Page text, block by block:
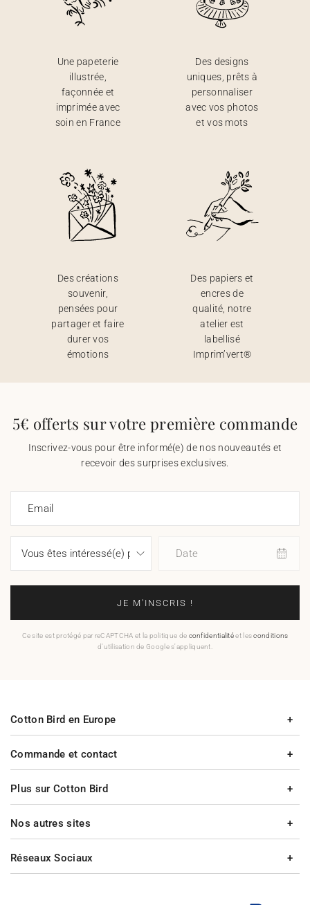
Une papeterie
illustrée,
façonnée et
imprimée avec
soin en France
Des designs
uniques, prêts à
personnaliser
avec vos photos
et vos mots
Des créations
souvenir,
pensées pour
partager et faire
durer vos
émotions
Des papiers et
encres de
qualité, notre
atelier est
labellisé
Imprim’vert®
5€ offerts sur votre première commande
Inscrivez-vous pour être informé(e) de nos nouveautés et
recevoir des surprises exclusives.
Email
Date
JE M'INSCRIS !
Ce site est protégé par reCAPTCHA et la politique de confidentialitéet lesconditions
d'utilisation de Google s'appliquent.
Commande et contact
Plus sur Cotton Bird
Cotton Bird en Europe
Nos autres sites
Réseaux Sociaux